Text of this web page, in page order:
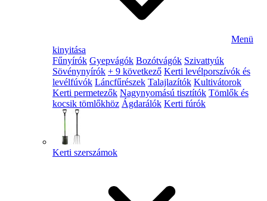
Menü
kinyitása
Fűnyírók Gyepvágók Bozótvágók Szivattyúk
Sövénynyírók + 9 következő Kerti levélporszívók és
levélfúvók Láncfűrészek Talajlazítók Kultivátorok
Kerti permetezők Nagynyomású tisztítók Tömlők és
kocsik tömlőkhöz Ágdarálók Kerti fúrók
Kerti szerszámok